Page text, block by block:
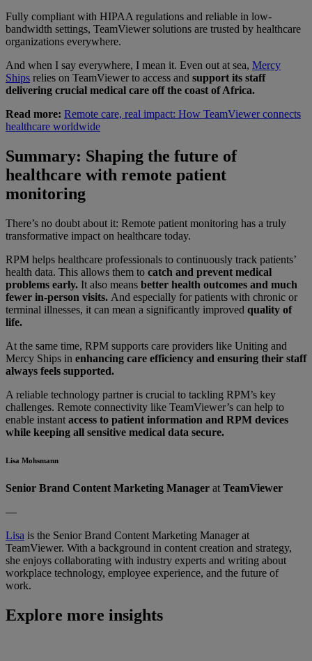
Fully compliant with HIPAA regulations and reliable in low-
bandwidth settings, TeamViewer solutions are trusted by healthcare
organizations everywhere.
And when I say everywhere, I mean it. Even out at sea, Mercy
Ships relies on TeamViewer to access and support its staff
delivering crucial medical care off the coast of Africa.
Read more: Remote care, real impact: How TeamViewer connects
healthcare worldwide
Summary: Shaping the future of
healthcare with remote patient
monitoring
There’s no doubt about it: Remote patient monitoring has a truly
transformative impact on healthcare today.
RPM helps healthcare professionals to continuously track patients’
health data. This allows them to catch and prevent medical
problems early. It also means better health outcomes and much
fewer in-person visits. And especially for patients with chronic or
terminal illnesses, it can mean a significantly improved quality of
life.
At the same time, RPM supports care providers like Uniting and
Mercy Ships in enhancing care efficiency and ensuring their staff
always feels supported.
A reliable technology partner is crucial to tackling RPM’s key
challenges. Remote connectivity like TeamViewer’s can help to
enable instant access to patient information and RPM devices
while keeping all sensitive medical data secure.
Lisa Mohsmann
Senior Brand Content Marketing Manager at TeamViewer
—
Lisa is the Senior Brand Content Marketing Manager at
TeamViewer. With a background in content creation and strategy,
she enjoys collaborating with industry experts and writing about
workplace technology, employee experience, and the future of
work.
Explore more insights